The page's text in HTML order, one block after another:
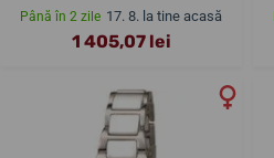
Până în 2 zile 17. 8. la tine acasă
1 405,07 lei